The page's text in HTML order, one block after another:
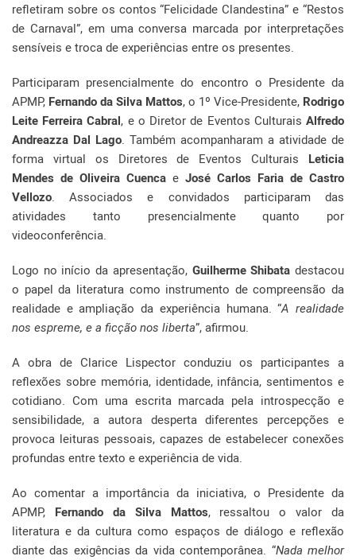
refletiram sobre os contos “Felicidade Clandestina” e “Restos
de Carnaval”, em uma conversa marcada por interpretações
sensíveis e troca de experiências entre os presentes.
Participaram presencialmente do encontro o Presidente da
APMP, Fernando da Silva Mattos, o 1º Vice-Presidente, Rodrigo
Leite Ferreira Cabral, e o Diretor de Eventos CulturaisAlfredo
Andreazza Dal Lago. Também acompanharam a atividade de
forma virtual os Diretores de Eventos Culturais Leticia
Mendes de Oliveira Cuenca e José Carlos Faria de Castro
Vellozo. Associados e convidados participaram das
atividades tanto presencialmente quanto por
videoconferência.
Logo no início da apresentação, Guilherme Shibata destacou
o papel da literatura como instrumento de compreensão da
realidade e ampliação da experiência humana. “A realidade
nos espreme, e a ficção nos liberta”, afirmou.
A obra de Clarice Lispector conduziu os participantes a
reflexões sobre memória, identidade, infância, sentimentos e
cotidiano. Com uma escrita marcada pela introspecção e
sensibilidade, a autora desperta diferentes percepções e
provoca leituras pessoais, capazes de estabelecer conexões
profundas entre texto e experiência de vida.
Ao comentar a importância da iniciativa, o Presidente da
APMP, Fernando da Silva Mattos, ressaltou o valor da
literatura e da cultura como espaços de diálogo e reflexão
diante das exigências da vida contemporânea. “Nada melhor